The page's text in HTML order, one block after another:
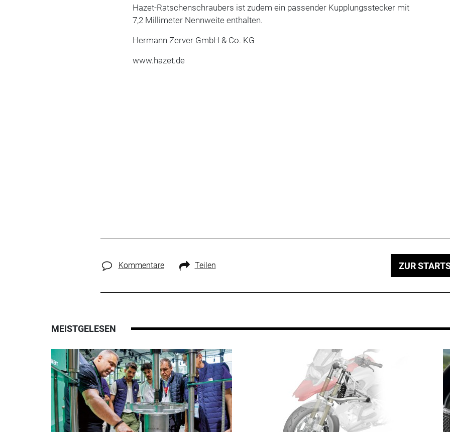
Hazet-Ratschenschraubers ist zudem ein passender Kupplungsstecker mit
7,2 Millimeter Nennweite enthalten.
Hermann Zerver GmbH & Co. KG
www.hazet.de
Kommentare Teilen ZUR
MEISTGELESEN